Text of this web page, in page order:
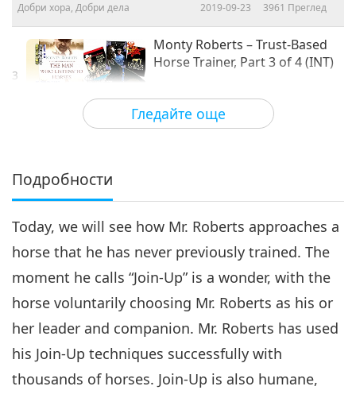
Гледайте още
Добри хора, Добри дела 2019-09-23 3961 Преглед
3
Monty Roberts – Trust-Based
Horse Trainer, Part 3 of 4 (INT)
Добри хора, Добри дела 2019-09-30 3881
4
14:03
Добри хора, Добри дела 2019-10-07 3939Преглед
Подробности
Today, we will see how Mr. Roberts approaches a
horse that he has never previously trained. The
moment he calls “Join-Up” is a wonder, with the
horse voluntarily choosing Mr. Roberts as his or
her leader and companion. Mr. Roberts has used
his Join-Up techniques successfully with
thousands of horses. Join-Up is also humane,